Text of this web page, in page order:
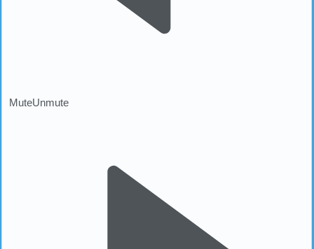
MuteUnmute